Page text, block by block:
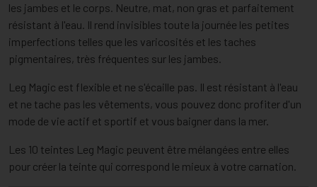
les jambes et le corps. Neutre, mat, non gras et parfaitement
résistant à l'eau. Il rend invisibles toute la journée les petites
imperfections telles que les varicosités et les taches
pigmentaires, très fréquentes sur les jambes.
Leg Magic est flexible et ne s'écaille pas. Il est résistant à l'eau
et ne tache pas les vêtements, vous pouvez donc profiter d'un
mode de vie actif et sportif et vous baigner dans la mer.
Les 10 teintes Leg Magic peuvent être mélangées entre elles
pour créer la teinte qui correspond le mieux à votre carnation.